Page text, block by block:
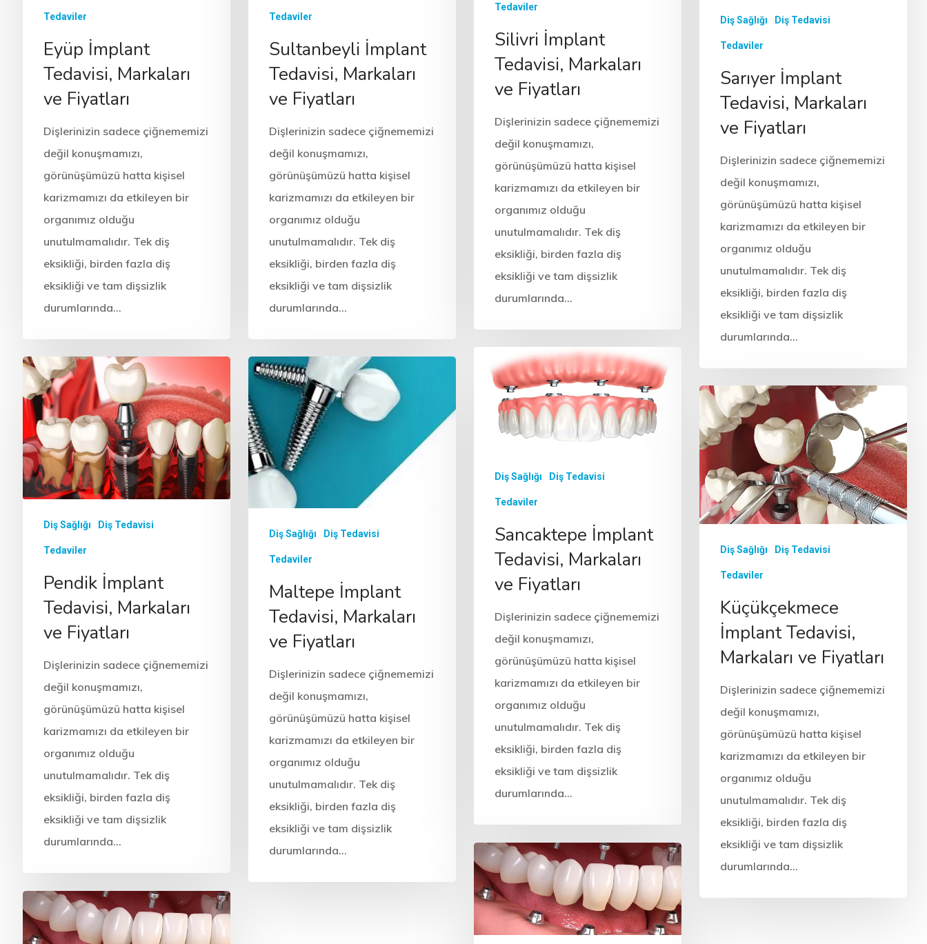
Tedaviler
Eyüp İmplant
Tedavisi, Markaları
ve Fiyatları
Dişlerinizin sadece çiğnememizi
değil konuşmamızı,
görünüşümüzü hatta kişisel
karizmamızı da etkileyen bir
organımız olduğu
unutulmamalıdır. Tek diş
eksikliği, birden fazla diş
eksikliği ve tam dişsizlik
durumlarında…
Tedaviler
Sultanbeyli İmplant
Tedavisi, Markaları
ve Fiyatları
Dişlerinizin sadece çiğnememizi
değil konuşmamızı,
görünüşümüzü hatta kişisel
karizmamızı da etkileyen bir
organımız olduğu
unutulmamalıdır. Tek diş
eksikliği, birden fazla diş
eksikliği ve tam dişsizlik
durumlarında…
Tedaviler
Silivri İmplant
Tedavisi, Markaları
ve Fiyatları
Dişlerinizin sadece çiğnememizi
değil konuşmamızı,
görünüşümüzü hatta kişisel
karizmamızı da etkileyen bir
organımız olduğu
unutulmamalıdır. Tek diş
eksikliği, birden fazla diş
eksikliği ve tam dişsizlik
durumlarında…
Diş Sağlığı Diş Tedavisi
Tedaviler
Sarıyer İmplant
Tedavisi, Markaları
ve Fiyatları
Dişlerinizin sadece çiğnememizi
değil konuşmamızı,
görünüşümüzü hatta kişisel
karizmamızı da etkileyen bir
organımız olduğu
unutulmamalıdır. Tek diş
eksikliği, birden fazla diş
eksikliği ve tam dişsizlik
durumlarında…
Diş Sağlığı Diş Tedavisi
Tedaviler
Sancaktepe İmplant
Tedavisi, Markaları
ve Fiyatları
Dişlerinizin sadece çiğnememizi
değil konuşmamızı,
görünüşümüzü hatta kişisel
karizmamızı da etkileyen bir
organımız olduğu
unutulmamalıdır. Tek diş
eksikliği, birden fazla diş
eksikliği ve tam dişsizlik
durumlarında…
Diş Sağlığı Diş Tedavisi
Tedaviler
Pendik İmplant
Tedavisi, Markaları
ve Fiyatları
Dişlerinizin sadece çiğnememizi
değil konuşmamızı,
görünüşümüzü hatta kişisel
karizmamızı da etkileyen bir
organımız olduğu
unutulmamalıdır. Tek diş
eksikliği, birden fazla diş
eksikliği ve tam dişsizlik
durumlarında…
Diş Sağlığı Diş Tedavisi
Tedaviler
Maltepe İmplant
Tedavisi, Markaları
ve Fiyatları
Dişlerinizin sadece çiğnememizi
değil konuşmamızı,
görünüşümüzü hatta kişisel
karizmamızı da etkileyen bir
organımız olduğu
unutulmamalıdır. Tek diş
eksikliği, birden fazla diş
eksikliği ve tam dişsizlik
durumlarında…
Diş Sağlığı Diş Tedavisi
Tedaviler
Küçükçekmece
İmplant Tedavisi,
Markaları ve Fiyatları
Dişlerinizin sadece çiğnememizi
değil konuşmamızı,
görünüşümüzü hatta kişisel
karizmamızı da etkileyen bir
organımız olduğu
unutulmamalıdır. Tek diş
eksikliği, birden fazla diş
eksikliği ve tam dişsizlik
durumlarında…
Diş Sağlığı Diş Tedavisi
Tedaviler
Sultangazi İmplant
Tedavisi, Markaları
ve Fiyatları
Dişlerinizin sadece çiğnememizi
değil konuşmamızı,
görünüşümüzü hatta kişisel
karizmamızı da etkileyen bir
organımız olduğu
unutulmamalıdır. Tek diş
eksikliği, birden fazla diş
eksikliği ve tam dişsizlik
durumlarında…
Diş Sağlığı Diş Tedavisi
Tedaviler
Şile İmplant
Tedavisi, Markaları
ve Fiyatları
Dişlerinizin sadece çiğnememizi
değil konuşmamızı,
görünüşümüzü hatta kişisel
karizmamızı da etkileyen bir
organımız olduğu
unutulmamalıdır. Tek diş
eksikliği, birden fazla diş
eksikliği ve tam dişsizlik
durumlarında…
Diş Tedavisi
Tedaviler
Gazi İmplant
Tedavisi, Markaları
ve Fiyatları
Dişlerinizin sadece çiğnememizi
değil konuşmamızı,
unutulmamalıdır. Tek diş
durumlarında…
Tedaviler
Gop İmplant
Tedavisi, Markaları
ve Fiyatları
Dişlerinizin sadece çiğnememizi
değil konuşmamızı,
görünüşümüzü hatta kişisel
karizmamızı da etkileyen bir
organımız olduğu
unutulmamalıdır. Tek diş
eksikliği, birden fazla diş
eksikliği ve tam dişsizlik
durumlarında…
Tedaviler
Mecidiyeköy İmplant
Tedavisi, Markaları
Diş Sağlığı Diş Tedavisi
Tedaviler
Zeytinburnu İmplant
Tedavisi, Markaları
Diş Sağlığı
Tedaviler
Üsküdar İmplant
Tedavisi, Markaları